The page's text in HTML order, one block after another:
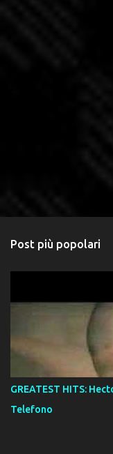
Post più popolari
GREATEST HITS:
Telefono